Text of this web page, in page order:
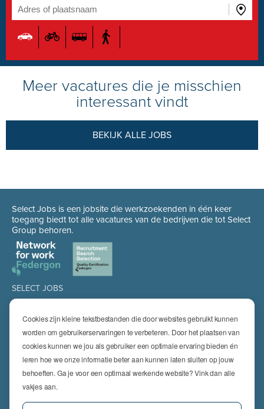
Cookies zijn kleine tekstbestanden die door websites gebruikt kunnen
worden om gebruikerservaringen te verbeteren. Door het plaatsen van
cookies kunnen we jou als gebruiker een optimale ervaring bieden én
leren hoe we onze informatie beter aan kunnen laten sluiten op jouw
behoeften. Ga je voor een optimaal werkende website? Vink dan alle
vakjes aan.
Meer vacatures die je misschien
interessant vindt
BEKIJK ALLE JOBS
Select Jobs is een jobsite die werkzoekenden in één keer
toegang biedt tot alle vacatures van de bedrijven die tot Select
Group behoren.
SELECT JOBS
Jobs
Job alert
SPECIALISATIES
Technics
High Technics & Engineering
Logistics
Finance & Insurance
Office